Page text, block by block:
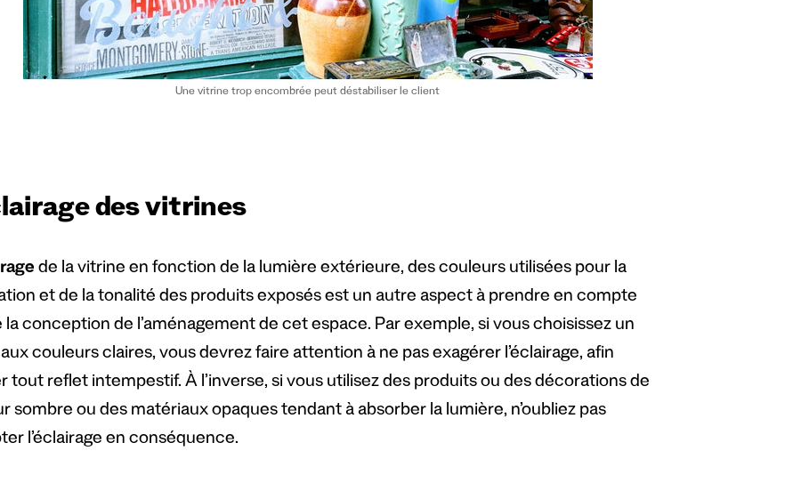
Une vitrine trop encombrée peut déstabiliser le client
des vitrines
de la vitrine en fonction de la lumière extérieure, des couleurs utilisées pour la
et de la tonalité des produits exposés est un autre aspect à prendre en compte
la conception de l’aménagement de cet espace. Par exemple, si vous choisissez un
couleurs claires, vous devrez faire attention à ne pas exagérer l’éclairage, afin
tout reflet intempestif. À l’inverse, si vous utilisez des produits ou des décorations de
sombre ou des matériaux opaques tendant à absorber la lumière, n’oubliez pas
l’éclairage en conséquence.